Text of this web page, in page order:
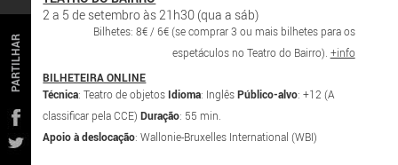
PARTILHAR
2 a 5 de setembro às 21h30 (qua a sáb)
Bilhetes: 8€ / 6€ (se comprar 3 ou mais bilhetes para os
espetáculos no Teatro do Bairro). +info
BILHETEIRA ONLINE
Técnica: Teatro de objetos Idioma: InglêsPúblico-alvo: +12 (A
classificar pela CCE)Duração: 55 min.
Apoio à deslocação: Wallonie-Bruxelles International (WBI)